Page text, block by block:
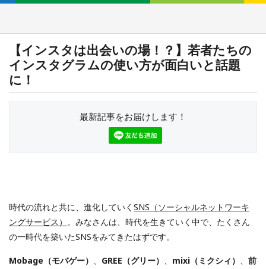
【インスタは出会いの場！？】若者たちの
インスタグラムの使い方が面白いと話題
に！
最新記事をお届けします！
時代の流れと共に、進化していく SNS（ソーシャルネットワーキ
ングサービス） 。みなさんは、時代を生きていく中で、たくさん
の一時代を築いたSNSをみてきたはずです。
Mobage（モバゲー） 、 GREE（グリー） 、 mixi（ミクシィ） 、 前